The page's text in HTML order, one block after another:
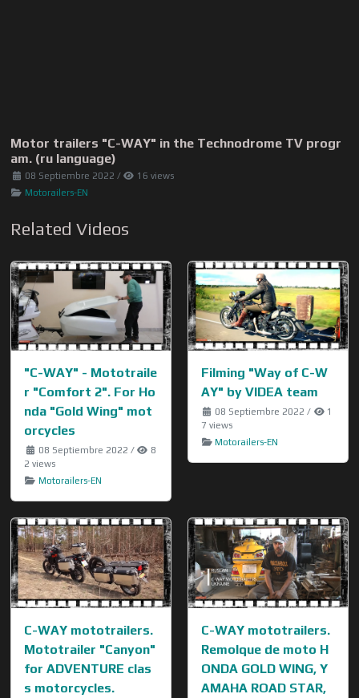
Motor trailers "C-WAY" in the Technodrome TV progr
am. (ru language)
08 Septiembre 2022 /
16 views
Motorailers-EN
Related Videos
"C-WAY" - Mototraile
r "Comfort 2". For Ho
nda "Gold Wing" mot
orcycles
08 Septiembre 2022 /
8
2 views
Motorailers-EN
Filming "Way of C-W
AY" by VIDEA team
08 Septiembre 2022 /
1
7 views
Motorailers-EN
C-WAY mototrailers.
Mototrailer "Canyon"
for ADVENTURE clas
s motorcycles.
C-WAY mototrailers.
Remolque de moto H
ONDA GOLD WING, Y
AMAHA ROAD STAR,